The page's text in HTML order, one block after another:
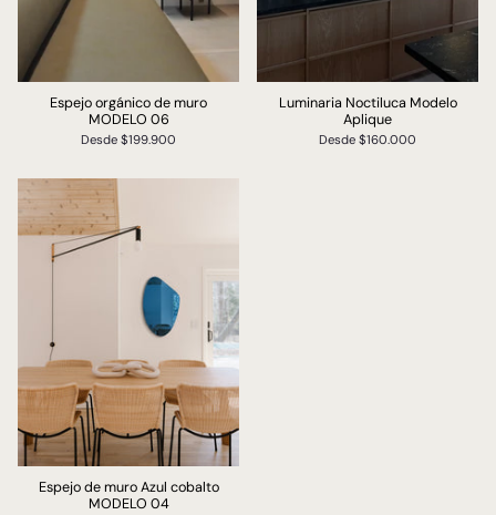
Espejo orgánico de muro
MODELO 06
Desde $199.900
Luminaria Noctiluca Modelo
Aplique
Desde $160.000
Espejo de muro Azul cobalto
MODELO 04